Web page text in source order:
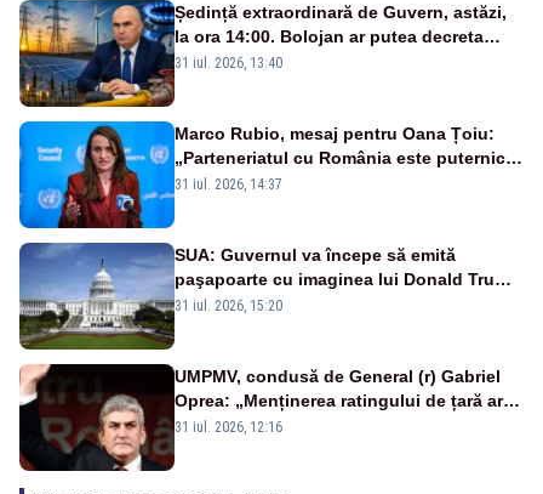
Ședință extraordinară de Guvern, astăzi,
la ora 14:00. Bolojan ar putea decreta
stare de urgență energetică
31 iul. 2026, 13:40
Marco Rubio, mesaj pentru Oana Țoiu:
„Parteneriatul cu România este puternic
și prețuit”
31 iul. 2026, 14:37
SUA: Guvernul va începe să emită
paşapoarte cu imaginea lui Donald Trump
începând cu 8 august
31 iul. 2026, 15:20
UMPMV, condusă de General (r) Gabriel
Oprea: „Menținerea ratingului de țară ar
reprezenta un semnal pozitiv pentru
31 iul. 2026, 12:16